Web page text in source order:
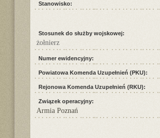
Stanowisko:
Stosunek do służby wojskowej:
żołnierz
Numer ewidencyjny:
Powiatowa Komenda Uzupełnień (PKU):
Rejonowa Komenda Uzupełnień (RKU):
Związek operacyjny:
Armia Poznań